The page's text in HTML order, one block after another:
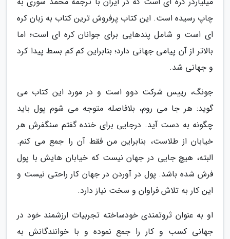
چاپ رسیده است. این کتاب پرفروش ترین کتاب به زبان کره
ای است و شامل پندهایی برای جوانان کره ای است؛ اما
بالاتر از آن پیامی جهانی دارد؛ بنابراین کم کم بسط پیدا کرد
و جهانی شد.
جونگ، رییس شرکت دوو است و در مورد این کتاب می
گوید: هر جا می روم، بلافاصله متوجه می شوم پول باید
چگونه به دست آید. درجایی برای خنده گفتم سنگفرش هر
خیابان از طلاست، بنابراین من فقط آن را جمع می کنم.
البته، هیچ جایی در جهان نیست که خیابان هایش با پول
فرش شده باشد. پول در آوردن در جهان کار راحتی نیست و
این کار به تلاش فراوان و سخت نیاز دارد.
او به عنوان ثروتمندی خودساخته تجربیات ارزشمند خود در
جهانی کسب و کار را جمع نموده و با خوانندگانش به